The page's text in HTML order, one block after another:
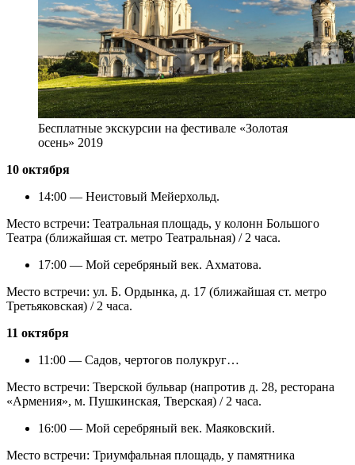
Бесплатные экскурсии на фестивале «Золотая
осень» 2019
10 октября
14:00 — Неистовый Мейерхольд.
Место встречи: Театральная площадь, у колонн Большого
Театра (ближайшая ст. метро Театральная) / 2 часа.
17:00 — Мой серебряный век. Ахматова.
Место встречи: ул. Б. Ордынка, д. 17 (ближайшая ст. метро
Третьяковская) / 2 часа.
11 октября
11:00 — Садов, чертогов полукруг…
Место встречи: Тверской бульвар (напротив д. 28, ресторана
«Армения», м. Пушкинская, Тверская) / 2 часа.
16:00 — Мой серебряный век. Маяковский.
Место встречи: Триумфальная площадь, у памятника